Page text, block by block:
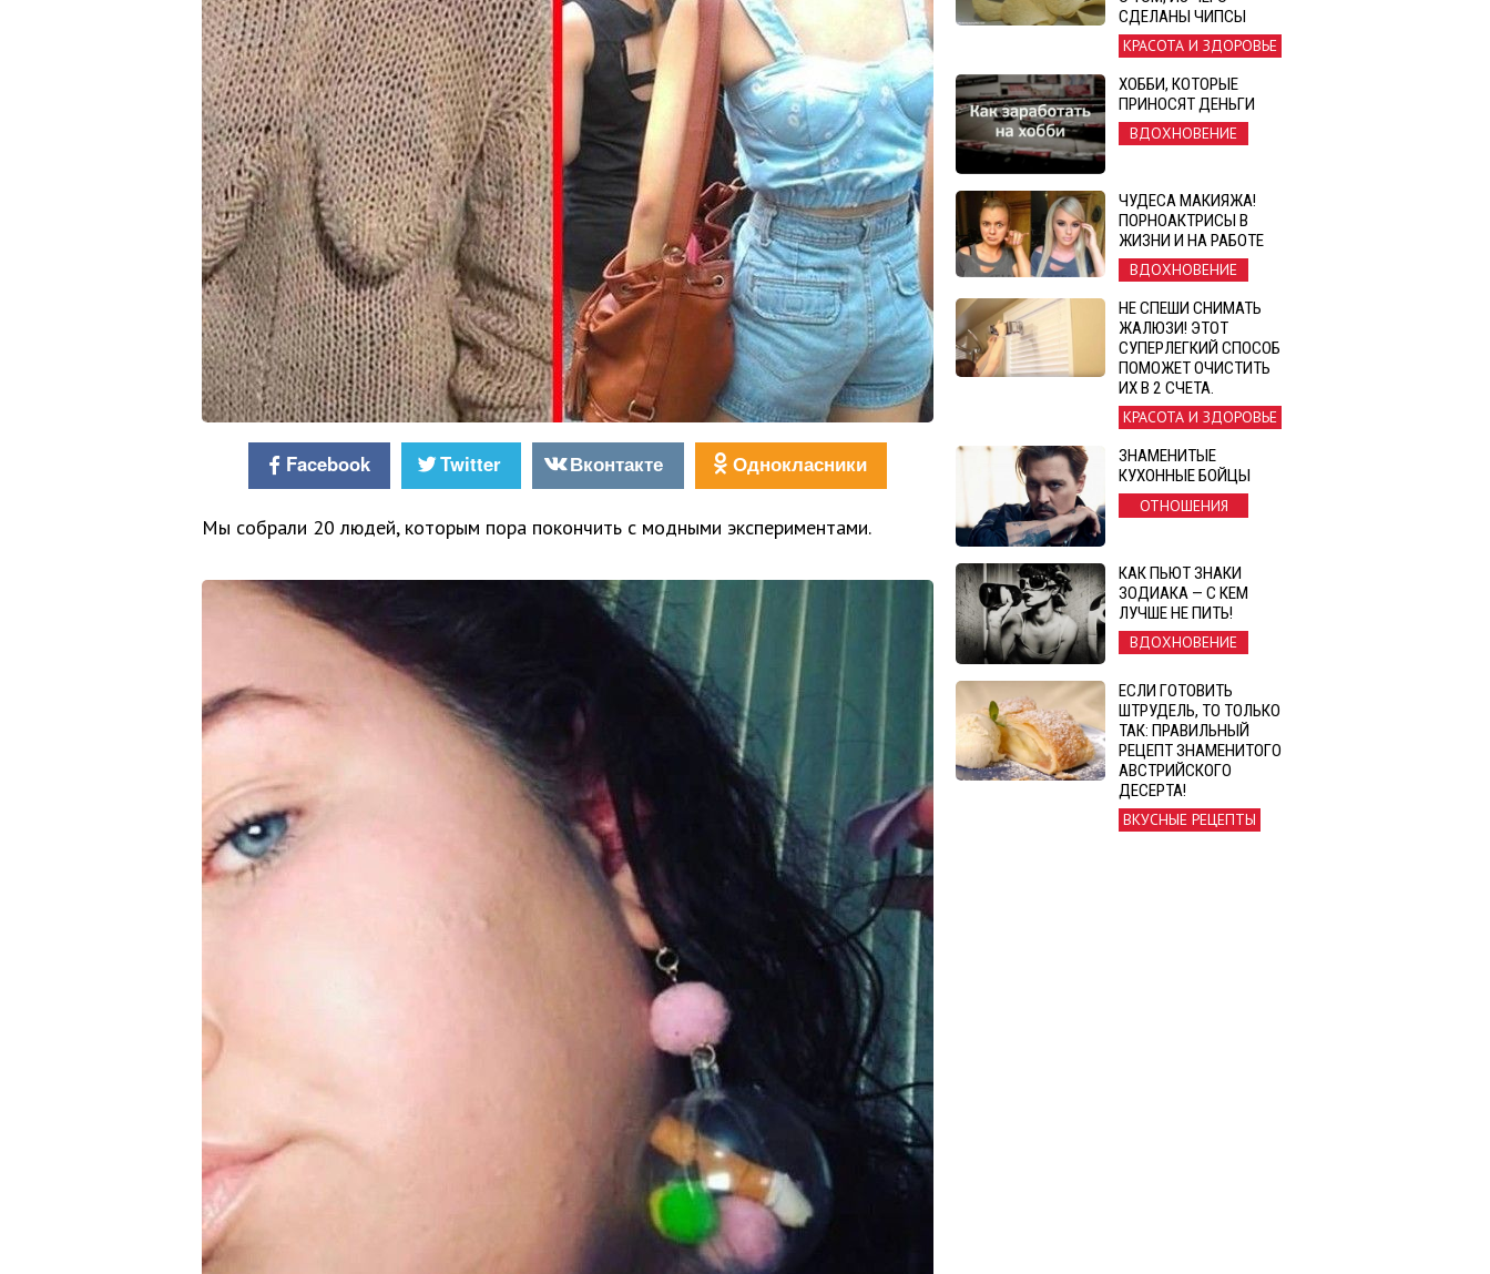
Facebook Twitter Вконтакте Однокласники
Мы собрали 20 людей, которым пора покончить с модными экспериментами.
СДЕЛАНЫ ЧИПСЫ
КРАСОТА И ЗДОРОВЬЕ
ХОББИ, КОТОРЫЕ
ПРИНОСЯТ ДЕНЬГИ
ВДОХНОВЕНИЕ
ЧУДЕСА МАКИЯЖА!
ПОРНОАКТРИСЫ В
ЖИЗНИ И НА РАБОТЕ
ВДОХНОВЕНИЕ
НЕ СПЕШИ СНИМАТЬ
ЖАЛЮЗИ! ЭТОТ
СУПЕРЛЕГКИЙ СПОСОБ
ПОМОЖЕТ ОЧИСТИТЬ
ИХ В 2 СЧЕТА.
КРАСОТА И ЗДОРОВЬЕ
ЗНАМЕНИТЫЕ
КУХОННЫЕ БОЙЦЫ
ОТНОШЕНИЯ
КАК ПЬЮТ ЗНАКИ
ЗОДИАКА — С КЕМ
ЛУЧШЕ НЕ ПИТЬ!
ВДОХНОВЕНИЕ
ЕСЛИ ГОТОВИТЬ
ШТРУДЕЛЬ, ТО ТОЛЬКО
ТАК: ПРАВИЛЬНЫЙ
РЕЦЕПТ ЗНАМЕНИТОГО
АВСТРИЙСКОГО
ДЕСЕРТА!
ВКУСНЫЕ РЕЦЕПТЫ